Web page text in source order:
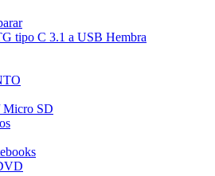
tipo C 3.1 a USB Hembra
Micro SD